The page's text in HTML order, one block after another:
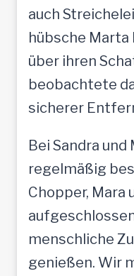
auch
hübsche
über ihren
beobachtete
sicherer
Bei Sandra
regelmäßig
Chopper, Mara
menschliche
genießen. Wir